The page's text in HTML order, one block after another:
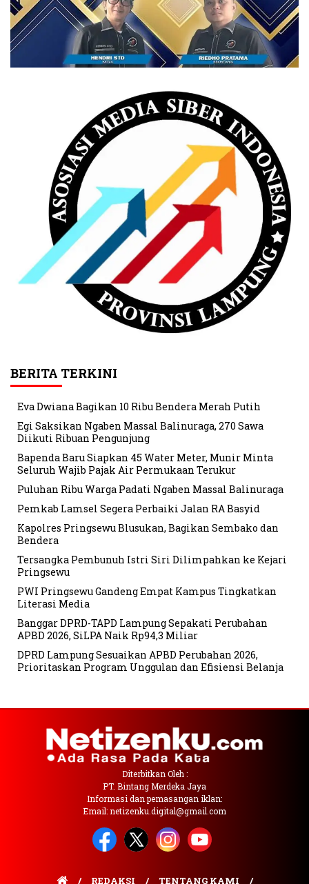
BERITA TERKINI
Eva Dwiana Bagikan 10 Ribu Bendera Merah Putih
Egi Saksikan Ngaben Massal Balinuraga, 270 Sawa
Diikuti Ribuan Pengunjung
Bapenda Baru Siapkan 45 Water Meter, Munir Minta
Seluruh Wajib Pajak Air Permukaan Terukur
Puluhan Ribu Warga Padati Ngaben Massal Balinuraga
Pemkab Lamsel Segera Perbaiki Jalan RA Basyid
Kapolres Pringsewu Blusukan, Bagikan Sembako dan
Bendera
Tersangka Pembunuh Istri Siri Dilimpahkan ke Kejari
Pringsewu
PWI Pringsewu Gandeng Empat Kampus Tingkatkan
Literasi Media
Banggar DPRD-TAPD Lampung Sepakati Perubahan
APBD 2026, SiLPA Naik Rp94,3 Miliar
DPRD Lampung Sesuaikan APBD Perubahan 2026,
Prioritaskan Program Unggulan dan Efisiensi Belanja
Diterbitkan Oleh :
PT. Bintang Merdeka Jaya
Informasi dan pemasangan iklan:
Email: netizenku.digital@gmail.com
REDAKSI TENTANG KAMI